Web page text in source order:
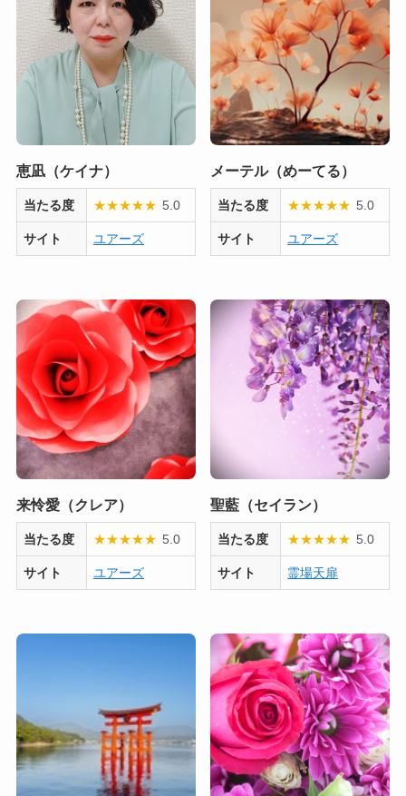
恵凪（ケイナ）
当たる度 ★★★★★ 5.0
サイト ユアーズ
メーテル（めーてる）
当たる度 ★★★★★ 5.0
サイト ユアーズ
来怜愛（クレア）
当たる度 ★★★★★ 5.0
サイト ユアーズ
聖藍（セイラン）
当たる度 ★★★★★ 5.0
サイト 霊場天扉